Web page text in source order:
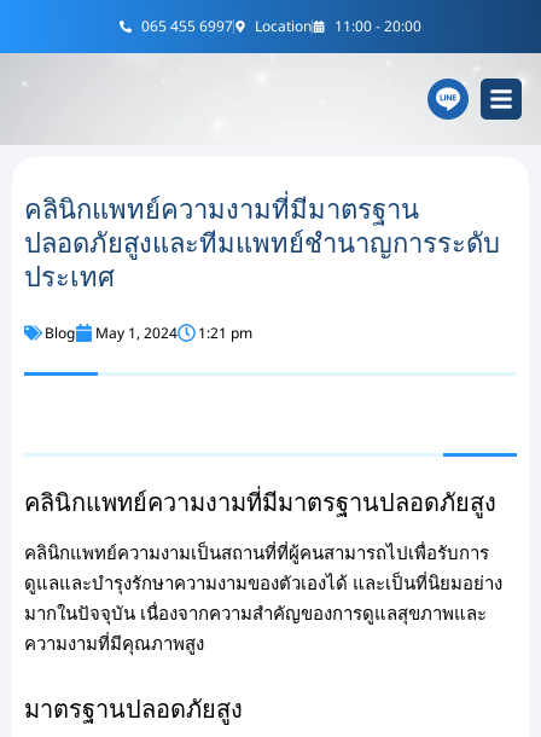
065 455 6997 Location 11:00 - 20:00
คลินิกแพทย์ความงามที่มีมาตรฐาน
ปลอดภัยสูงและทีมแพทย์ชำนาญการระดับ
ประเทศ
Blog May 1, 2024 1:21 pm
คลินิกแพทย์ความงามที่มีมาตรฐานปลอดภัยสูง
คลินิกแพทย์ความงามเป็นสถานที่ที่ผู้คนสามารถไปเพื่อรับการ
ดูแลและบำรุงรักษาความงามของตัวเองได้ และเป็นที่นิยมอย่าง
มากในปัจจุบัน เนื่องจากความสำคัญของการดูแลสุขภาพและ
ความงามที่มีคุณภาพสูง
มาตรฐานปลอดภัยสูง